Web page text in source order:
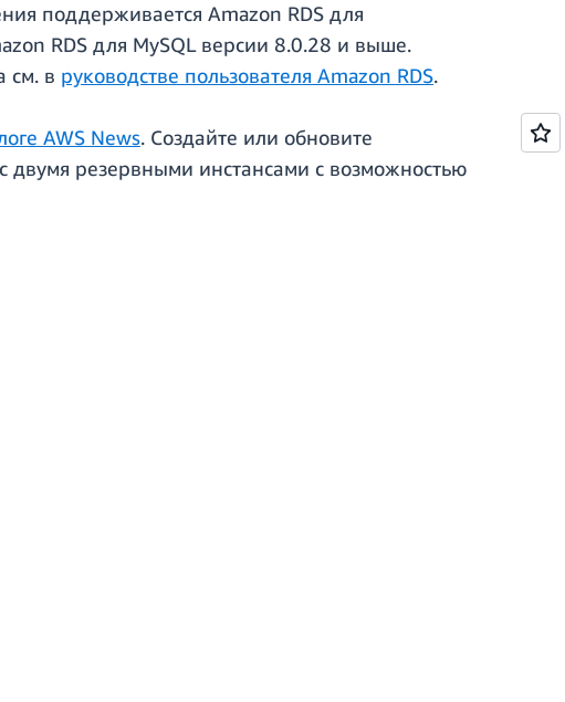
поддерживается Amazon RDS для
RDS для MySQL версии 8.0.28 и выше.
см. в руководстве пользователя Amazon RDS.
AWS News. Создайте или обновите
двумя резервными инстансами с возможностью